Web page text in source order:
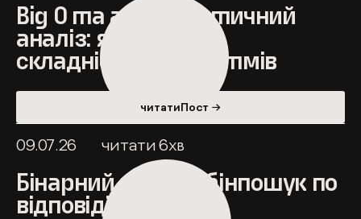
Big O та асимптотичний
аналіз: як оцінити
складність алгоритмів
читатиПост →
09.07.26 читати 6хв
Бінарний пошук і бінпошук по
відповіді